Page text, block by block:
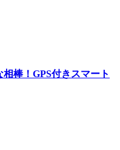
棒！GPS付きスマート